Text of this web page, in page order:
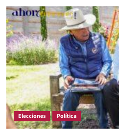
Elecciones Política